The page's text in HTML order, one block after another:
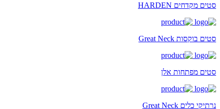
סטים מקדחים HARDEN
סטים בוקסות Great Neck
סטים מפתחות אלן
נרתיקי כלים Great Neck